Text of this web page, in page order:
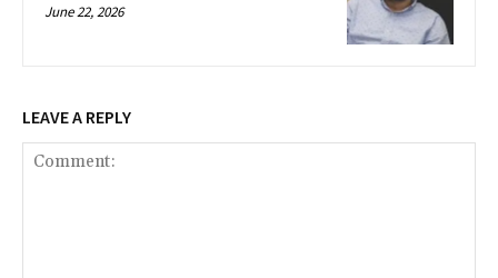
June 22, 2026
LEAVE A REPLY